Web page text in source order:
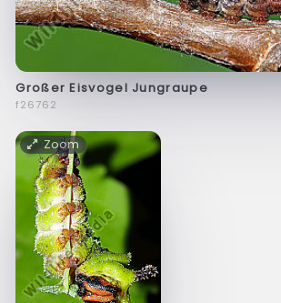
Großer Eisvogel Jungraupe
f26762
Zoom